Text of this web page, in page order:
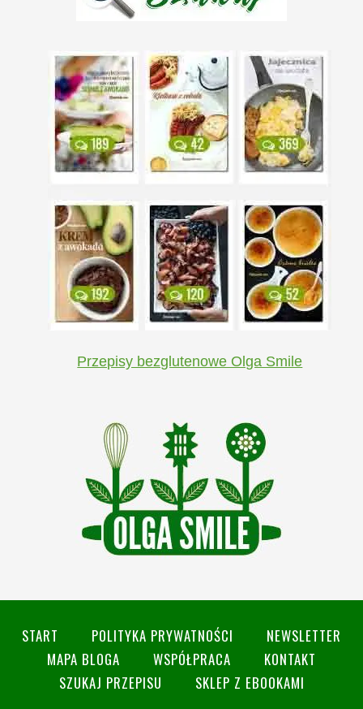
Przepisy bezglutenowe Olga Smile
START POLITYKA PRYWATNOŚCI
NEWSLETTER
MAPA BLOGA
WSPÓŁPRACA
KONTAKT
SZUKAJ PRZEPISU
SKLEP Z EBOOKAMI